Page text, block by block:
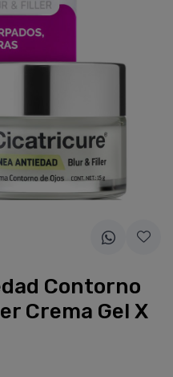
Contorno
Crema Gel X